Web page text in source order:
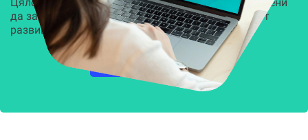
да защитят всеки слой на вашата организация от
развиващите се киберзаплахи.
НАУЧЕТЕ ПОВЕЧЕ